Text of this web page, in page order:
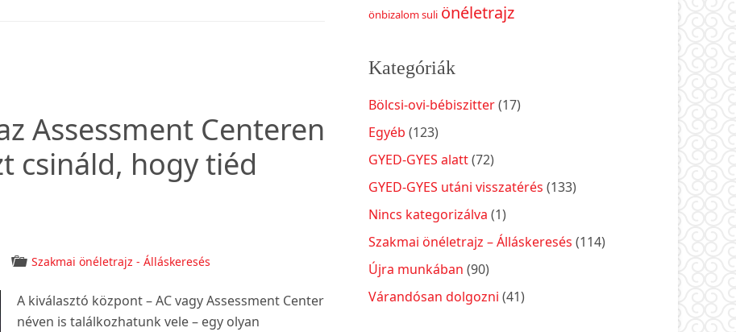
Assessment Centeren
csináld, hogy tiéd
Szakmai önéletrajz - Álláskeresés
A kiválasztó központ – AC vagy Assessment Center
néven is találkozhatunk vele – egy olyan
önbizalom suli önéletrajz
Kategóriák
Bölcsi-ovi-bébiszitter(17)
Egyéb (123)
GYED-GYES alatt(72)
GYED-GYES utáni visszatérés (133)
Nincs kategorizálva (1)
Szakmai önéletrajz – Álláskeresés (114)
Újra munkában (90)
Várandósan dolgozni (41)